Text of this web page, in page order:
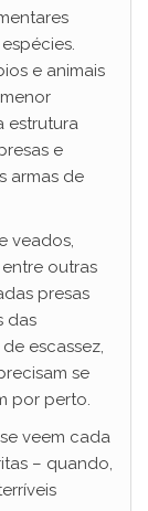
e animais
estrutura
e
armas de
veados,
entre outras
presas
das
escassez,
se
por perto.
veem cada
– quando,